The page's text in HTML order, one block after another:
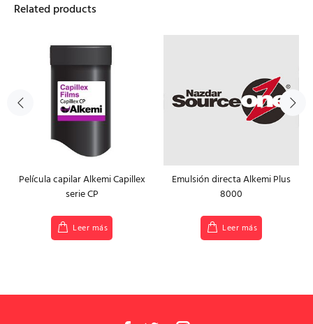
Related products
Película capilar Alkemi Capillex
serie CP
Leer más
Emulsión directa Alkemi Plus
8000
Leer más